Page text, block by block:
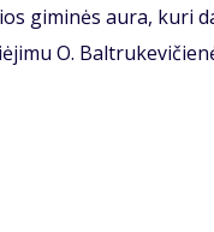
giminės aura, kuri
O.